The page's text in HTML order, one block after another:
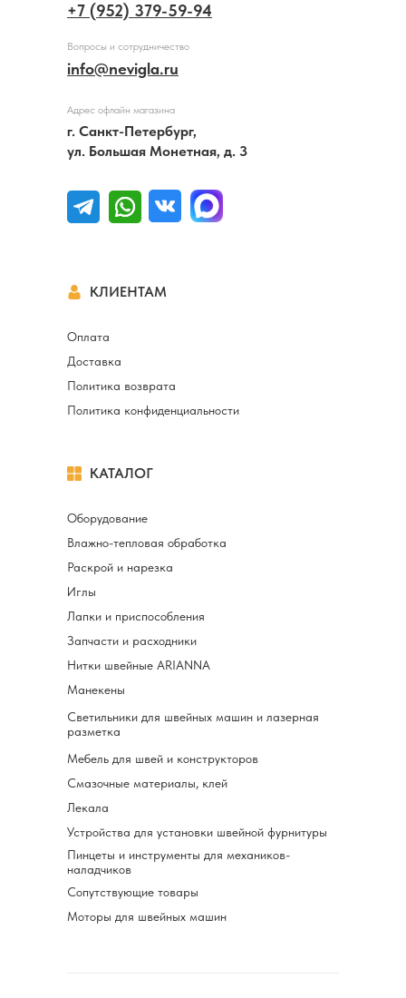
КАТАЛОГ
КЛИЕНТАМ
Оборудование
Лапки и приспособления
Светильники для швейных машин и лазерная
разметка
Раскрой и нарезка
Нитки швейные ARIANNA
Смазочные материалы, клей
Влажно-тепловая обработка
Запчасти и расходники
Мебель для швей и конструкторов
Иглы
Манекены
Лекала
Устройства для установки швейной фурнитуры
Пинцеты и инструменты для механиков-
наладчиков
Сопутствующие товары
Моторы для швейных машин
Оплата
Политика возврата
Доставка
Политика конфиденциальности
+7 (952) 379-59-94
info@nevigla.ru
Вопросы и сотрудничество
Адрес офлайн магазина
г. Санкт-Петербург,
ул. Большая Монетная, д. 3